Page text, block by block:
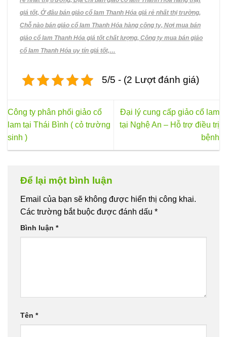
giá tốt, Ở đâu bán giảo cổ lam Thanh Hóa giá rẻ nhất thị trường,
Chỗ nào bán giảo cổ lam Thanh Hóa hàng công ty, Nơi mua bán
giảo cổ lam Thanh Hóa giá tốt chất lượng, Công ty mua bán giảo
cổ lam Thanh Hóa uy tín giá tốt,…
5/5 - (2 Lượt đánh giá)
Công ty phân phối giảo cổ
lam tại Thái Bình ( cỏ trường
sinh )
Đại lý cung cấp giảo cổ lam
tại Nghệ An – Hỗ trợ điều trị
bệnh
Để lại một bình luận
Email của bạn sẽ không được hiển thị công khai.
Các trường bắt buộc được đánh dấu *
Bình luận *
Tên *